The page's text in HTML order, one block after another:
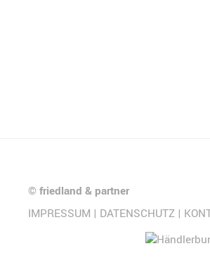
© friedland & partner
IMPRESSUM | DATENSCHUTZ |